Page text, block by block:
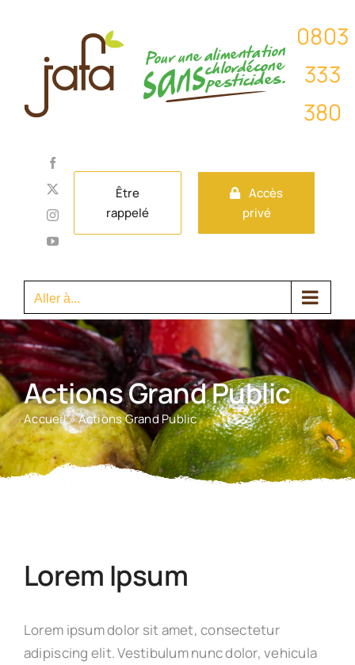
contenu
Instagram
YouTube
Être
rappelé
Accès
privé
Aller à...
Actions Grand Public
Accueil»Actions Grand Public
Lorem Ipsum
Lorem ipsum dolor sit amet, consectetur
adipiscing elit. Vestibulum nunc dolor, vehicula